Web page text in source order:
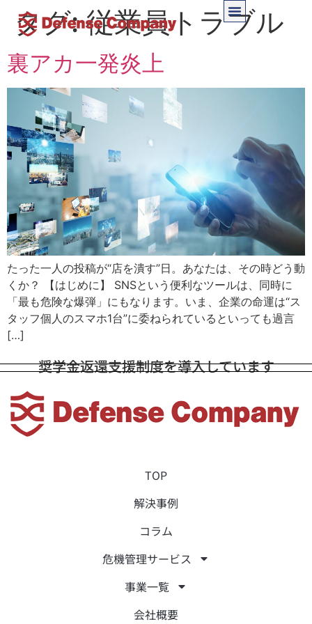
タグ:従業員トラブル
裏アカ一発炎上
たった一人の投稿が“店を潰す”日。あなたは、その時どう動
くか？ 【はじめに】 SNSという便利なツールは、同時に
「最も危険な爆弾」にもなります。いま、企業の命運は“ス
タッフ個人のスマホ1台”に委ねられているといっても過言
[…]
奨学金返還支援制度を導入しています
TOP
解決事例
コラム
危機管理サービス
事業一覧
会社概要